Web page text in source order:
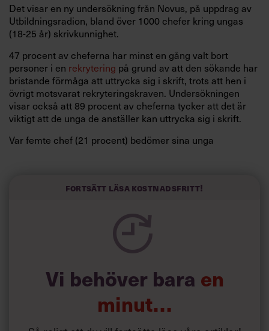
Det visar en ny undersökning från Novus, på uppdrag av
Utbildningsradion, bland över 1000 chefer kring ungas
(18-25 år) skrivkunnighet.
47 procent av cheferna har minst en gång valt bort
personer i en rekrytering på grund av att den sökande har
bristande förmåga att uttrycka sig i skrift, trots att hen i
övrigt motsvarat rekryteringskraven. Undersökningen
visar också att 89 procent av cheferna tycker att det är
viktigt att de unga de anställer kan uttrycka sig i skrift.
Var femte chef (21 procent) bedömer sina unga
och mottagaren är den främsta bristen chefer upplever
”Det påverkar deras möjligheter att få ett utökat ansvar,
kundkontakt och möjlighet att avancera inom företaget”,
svarar en chef i undersökningen på frågan om vilka
inte motsvarar kraven.
Läs också:
Varannan: Vi klarar åtta
Fortsätt läsa kostnadsfritt!
Vi behöver bara en
minut…